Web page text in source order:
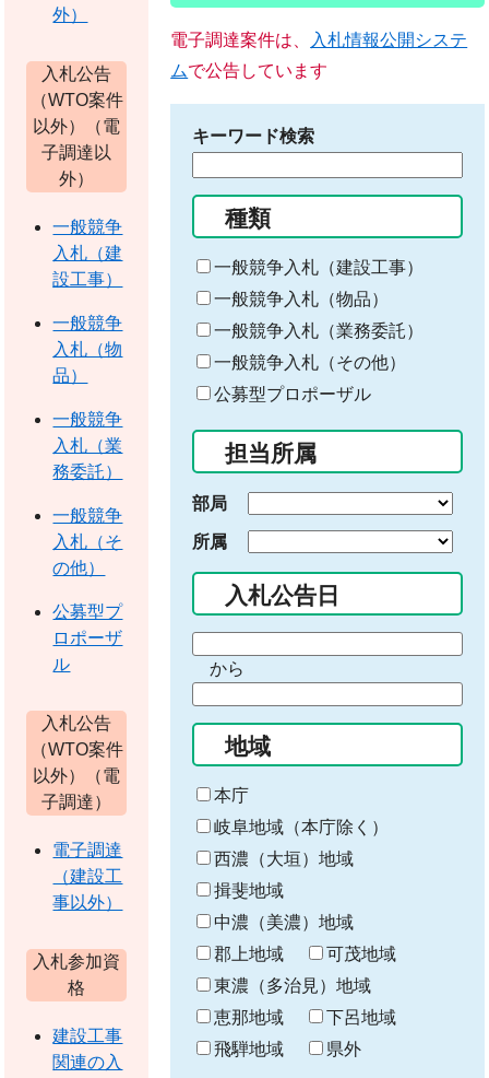
電子調達案件は、
入札情報公開システ
ムで公告しています
キーワード検索
索
る
キ
ー
ワ
ド
を
入
種類
一般競争入札（建設工事）
一般競争入札（物品）
一般競争入札（業務委託）
一般競争入札（その他）
公募型プロポーザル
担当所属
部局
所属
入札公告日
間
始
から
間
わ
り
地域
本庁
岐阜地域（本庁除く）
西濃（大垣）地域
揖斐地域
中濃（美濃）地域
郡上地域
可茂地域
東濃（多治見）地域
恵那地域
下呂地域
飛騨地域
県外
外）
入札公告
（WTO案件
以外）（電
子調達以
外）
一般競争
入札（建
設工事）
一般競争
入札（物
品）
一般競争
入札（業
務委託）
一般競争
入札（そ
の他）
公募型プ
ロポーザ
ル
入札公告
（WTO案件
以外）（電
子調達）
電子調達
（建設工
事以外）
入札参加資
格
建設工事
関連の入